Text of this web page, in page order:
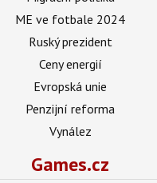
ME ve fotbale 2024
Ruský prezident
Ceny energií
Evropská unie
Penzijní reforma
Vynález
Games.cz